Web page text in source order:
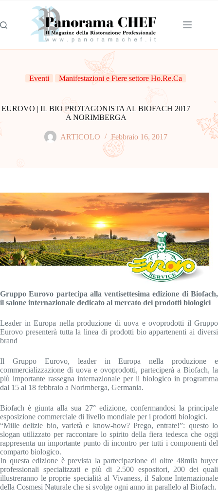
Eventi Manifestazioni e Fiere settore Ho.Re.Ca
EUROVO | IL BIO PROTAGONISTA AL BIOFACH 2017
A NORIMBERGA
ARTICOLO Febbraio 16, 2017
Gruppo Eurovo partecipa alla ventisettesima edizione di Biofach,
il salone internazionale dedicato al mercato dei prodotti biologici
Leader in Europa nella produzione di uova e ovoprodotti il Gruppo
Eurovo presenterà tutta la linea di prodotti bio appartenenti ai diversi
brand
Il Gruppo Eurovo, leader in Europa nella produzione e
commercializzazione di uova e ovoprodotti, parteciperà a Biofach, la
più importante rassegna internazionale per il biologico in programma
dal 15 al 18 febbraio a Norimberga, Germania.
Biofach è giunta alla sua 27° edizione, confermandosi la principale
esposizione commerciale di livello mondiale per i prodotti biologici.
“Mille delizie bio, varietà e know-how? Prego, entrate!”: questo lo
slogan utilizzato per raccontare lo spirito della fiera tedesca che oggi
rappresenta un importante punto di incontro per tutti i componenti del
comparto biologico.
In questa edizione è prevista la partecipazione di oltre 48mila buyer
professionali specializzati e più di 2.500 espositori, 200 dei quali
illustreranno le proprie specialità al Vivaness, il Salone Internazionale
della Cosmesi Naturale che si svolge ogni anno in parallelo al Biofach.